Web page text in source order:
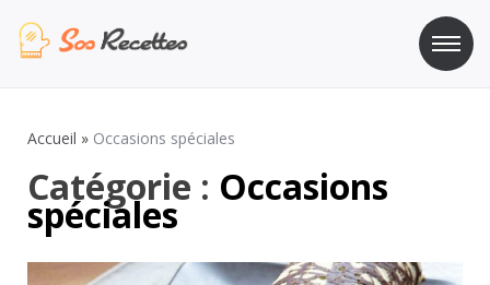
au
Accueil » Occasions spéciales
Catégorie : Occasions
spéciales